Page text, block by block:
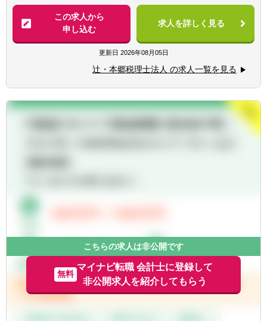
※会計事務所未経験者の場合、状況によって
は東京にて研修を受けていただく場合があり
ます。
※普通自動車免許は必須となります。
ら経営コンサルティングに携りたい方
■経験・能力をフルに発揮できる環境で働き
【法人全体の特色】
■業界トップレベルの規模でお客様に対して
サービス提供しています。
■チーム連携：税理士、公認会計士、中小企
業診断士など、税務・会計に関わる様々な分
野のエキスパートが集結し、案件によって
は、互いにチームを組んで業務を進めること
があります。
■広範囲な取扱業務
一般企業をはじめ、医療法人、公益法人、社
客様に対して、税務・会計サービスを提供し
この求人から
申し込む
求人を詳しく見る
更新日 2026年08月05日
辻・本郷税理士法人 の求人一覧を見る
こちらの求人は非公開です
無料
マイナビ転職 会計士に登録して
非公開求人を紹介してもらう